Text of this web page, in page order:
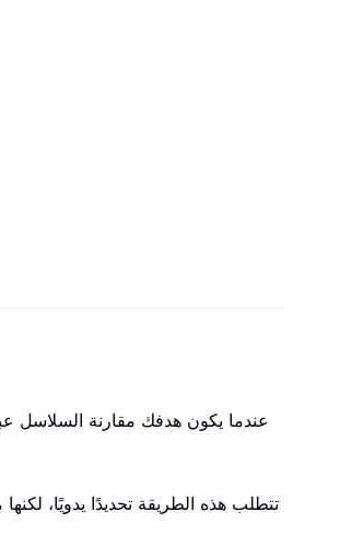
عندما يكون هدفك مقارنة السلاسل
تتطلب هذه الطريقة تحديدًا يدويًا،